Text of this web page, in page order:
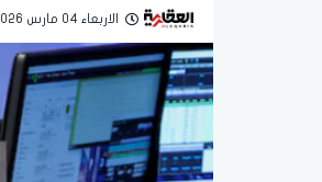
الاربعاء 04 مارس 2026 | 08:08 صباحاً